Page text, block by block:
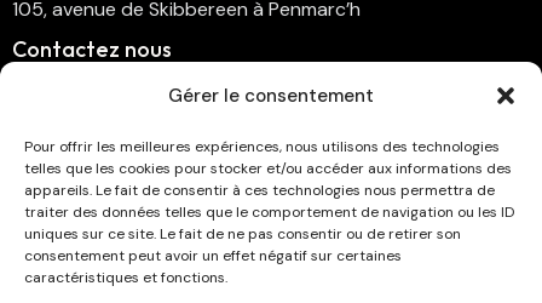
Gérer le consentement
Pour offrir les meilleures expériences, nous utilisons des technologies
telles que les cookies pour stocker et/ou accéder aux informations des
appareils. Le fait de consentir à ces technologies nous permettra de
traiter des données telles que le comportement de navigation ou les ID
uniques sur ce site. Le fait de ne pas consentir ou de retirer son
consentement peut avoir un effet négatif sur certaines
caractéristiques et fonctions.
105, avenue de Skibbereen à Penmarc’h
Contactez nous
cinema.penmarch@orange.fr
Suivez-nous